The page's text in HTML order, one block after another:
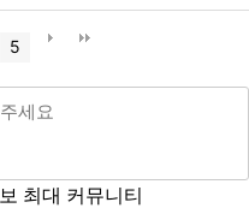
5
최대 커뮤니티